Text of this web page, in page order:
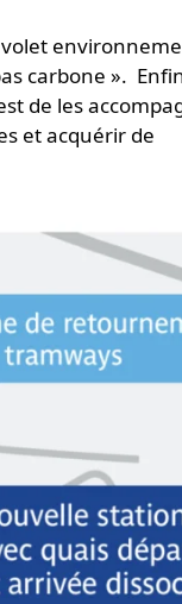
volet
carbone ».
de les
et acquérir de